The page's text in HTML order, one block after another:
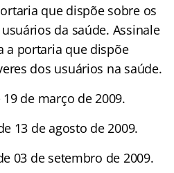
que dispõe sobre os
da saúde. Assinale
a portaria que dispõe
dos usuários na saúde.
de março de 2009.
13 de agosto de 2009.
03 de setembro de 2009.